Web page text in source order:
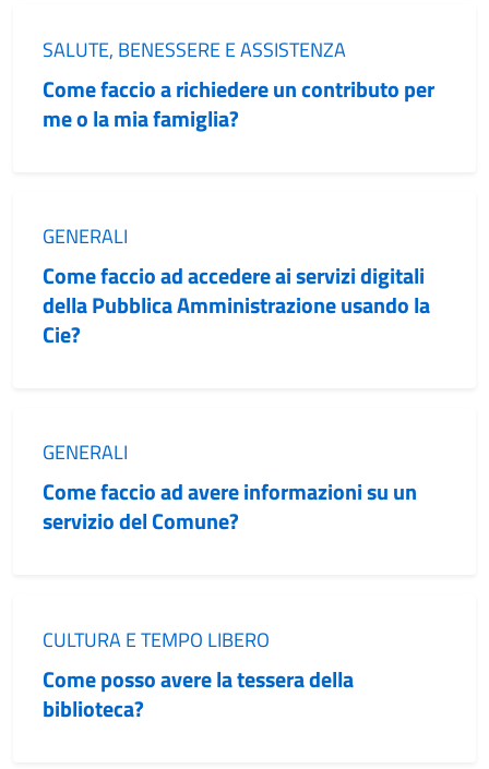
Categoria:
SALUTE, BENESSERE E ASSISTENZA
Come faccio a richiedere un contributo per
me o la mia famiglia?
Categoria:
GENERALI
Come faccio ad accedere ai servizi digitali
della Pubblica Amministrazione usando la
Cie?
Categoria:
GENERALI
Come faccio ad avere informazioni su un
servizio del Comune?
Categoria:
CULTURA E TEMPO LIBERO
Come posso avere la tessera della
biblioteca?